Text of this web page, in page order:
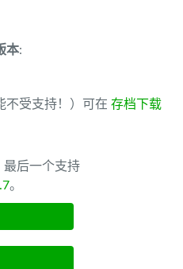
本:
不受支持！）可在 存档下载
最后一个支持
。